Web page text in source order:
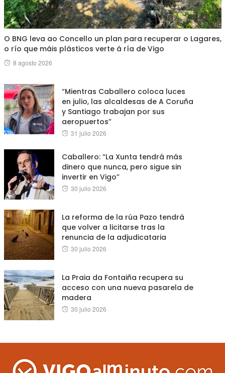
O BNG leva ao Concello un plan para recuperar o Lagares,
o río que máis plásticos verte á ría de Vigo
Posted
8 agosto 2026
“Mientras Caballero coloca luces
en julio, las alcaldesas de A Coruña
y Santiago trabajan por sus
aeropuertos”
Posted
31 julio 2026
Caballero: “La Xunta tendrá más
dinero que nunca, pero sigue sin
invertir en Vigo”
Posted
30 julio 2026
La reforma de la rúa Pazo tendrá
que volver a licitarse tras la
renuncia de la adjudicataria
Posted
30 julio 2026
La Praia da Fontaiña recupera su
acceso con una nueva pasarela de
madera
Posted
30 julio 2026